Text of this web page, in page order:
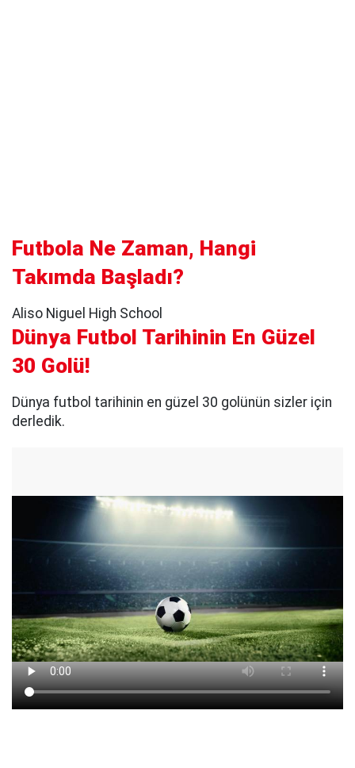
Futbola Ne Zaman, Hangi
Takımda Başladı?
Aliso Niguel High School
Dünya Futbol Tarihinin En Güzel
30 Golü!
Dünya futbol tarihinin en güzel 30 golünün sizler için
derledik.